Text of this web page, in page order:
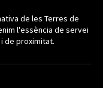
de les Terres de
l'essència de servei
de proximitat.